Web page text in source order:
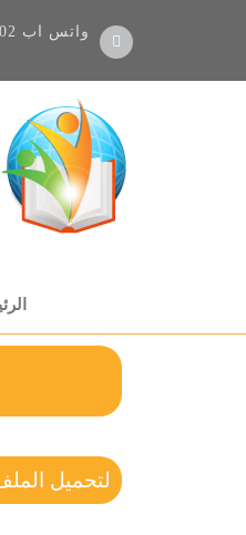
واتس اب
لتحميل